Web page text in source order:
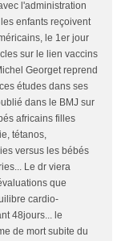
l'administration
enfants reçoivent
le 1er jour
sur le lien vaccins
Georget reprend
études dans ses
dans le BMJ sur
africains filles
tétanos,
versus les bébés
Le dr viera
que
cardio-
48jours... le
de mort subite du